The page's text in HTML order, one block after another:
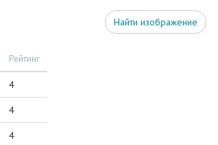
Рейтинг
4
4
4
Найти изображение